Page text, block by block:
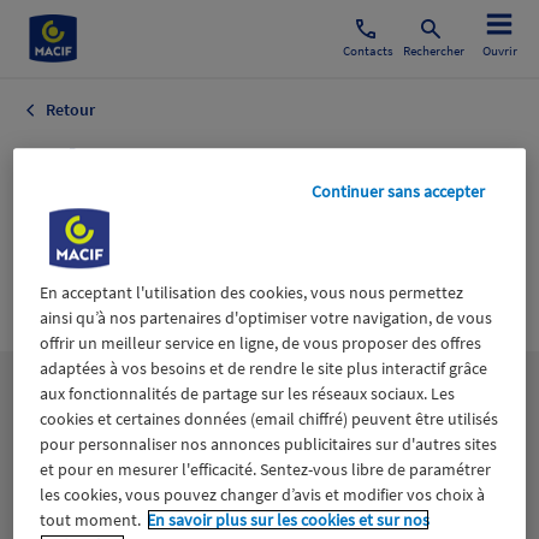
Contacts Rechercher Ouvrir
Retour
Culture
Collectivités
Agenda Bons
Plans
Lesthématiques
Aidants Catastrophes naturelles Climat
En acceptant l'utilisation des cookies, vous nous permettez
ainsi qu’à nos partenaires d'optimiser votre navigation, de vous
offrir un meilleur service en ligne, de vous proposer des offres
adaptées à vos besoins et de rendre le site plus interactif grâce
aux fonctionnalités de partage sur les réseaux sociaux. Les
cookies et certaines données (email chiffré) peuvent être utilisés
pour personnaliser nos annonces publicitaires sur d'autres sites
et pour en mesurer l'efficacité. Sentez-vous libre de paramétrer
les cookies, vous pouvez changer d’avis et modifier vos choix à
tout moment. En savoir plus sur les cookies et sur nos
Continuer sans accepter